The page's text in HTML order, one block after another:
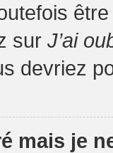
sur J’ai
devriez
mais je